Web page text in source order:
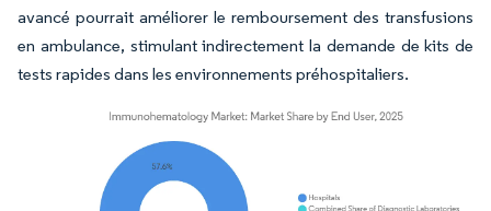
avancé pourrait améliorer le remboursement des transfusions
en ambulance, stimulant indirectement la demande de kits de
tests rapides dans les environnements préhospitaliers.